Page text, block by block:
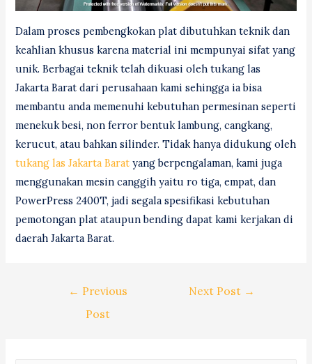
Dalam proses pembengkokan plat dibutuhkan teknik dan
keahlian khusus karena material ini mempunyai sifat yang
unik. Berbagai teknik telah dikuasi oleh tukang las
Jakarta Barat dari perusahaan kami sehingga ia bisa
membantu anda memenuhi kebutuhan permesinan seperti
menekuk besi, non ferror bentuk lambung, cangkang,
kerucut, atau bahkan silinder. Tidak hanya didukung oleh
tukang las Jakarta Barat yang berpengalaman, kami juga
menggunakan mesin canggih yaitu ro tiga, empat, dan
PowerPress 2400T, jadi segala spesifikasi kebutuhan
pemotongan plat ataupun bending dapat kami kerjakan di
daerah Jakarta Barat.
← Previous
Post
Next Post →